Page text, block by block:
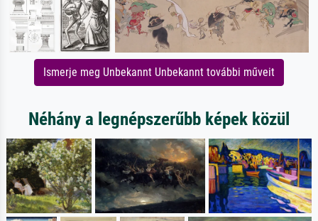
Ismerje meg Unbekannt Unbekannt további műveit
Néhány a legnépszerűbb képek közül